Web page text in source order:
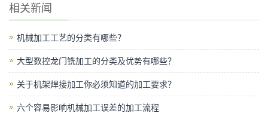
相关新闻
机械加工工艺的分类有哪些？
大型数控龙门铣加工的分类及优势有哪些？
关于机架焊接加工你必须知道的加工要求？
六个容易影响机械加工误差的加工流程